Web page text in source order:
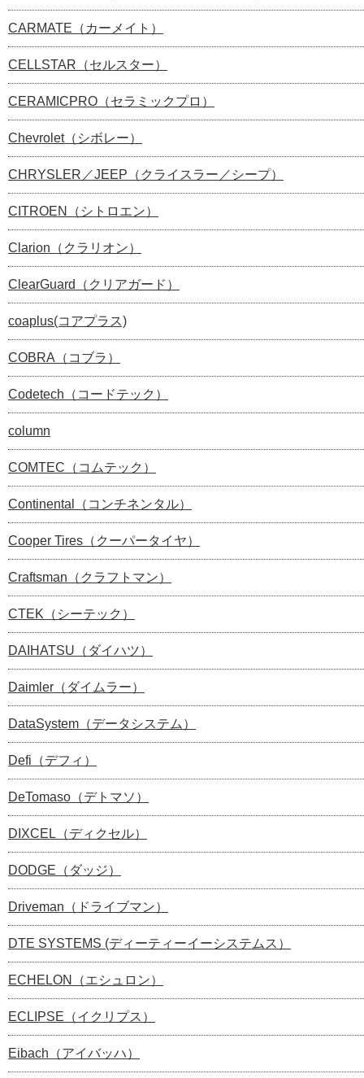
CARMATE（カーメイト）
CELLSTAR（セルスター）
CERAMICPRO（セラミックプロ）
Chevrolet（シボレー）
CHRYSLER／JEEP（クライスラー／シープ）
CITROEN（シトロエン）
Clarion（クラリオン）
ClearGuard（クリアガード）
coaplus(コアプラス)
COBRA（コブラ）
Codetech（コードテック）
column
COMTEC（コムテック）
Continental（コンチネンタル）
Cooper Tires（クーパータイヤ）
Craftsman（クラフトマン）
CTEK（シーテック）
DAIHATSU（ダイハツ）
Daimler（ダイムラー）
DataSystem（データシステム）
Defi（デフィ）
DeTomaso（デトマソ）
DIXCEL（ディクセル）
DODGE（ダッジ）
Driveman（ドライブマン）
DTE SYSTEMS (ディーティーイーシステムス）
ECHELON（エシュロン）
ECLIPSE（イクリプス）
Eibach（アイバッハ）